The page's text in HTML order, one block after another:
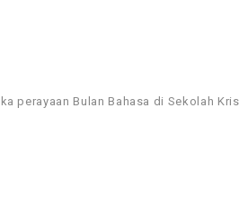
perayaan Bulan Bahasa di Sekolah